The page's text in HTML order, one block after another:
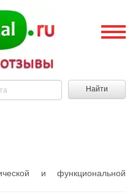
Найти
и функциональной